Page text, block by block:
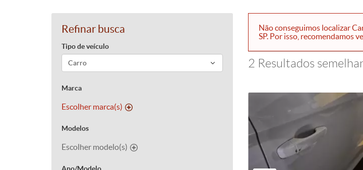
Refinar busca
Tipo de veículo
Marca
Escolher marca(s)
Modelos
Escolher modelo(s)
Não conseguimos localizar
SP. Por isso, recomendamos
2 Resultados